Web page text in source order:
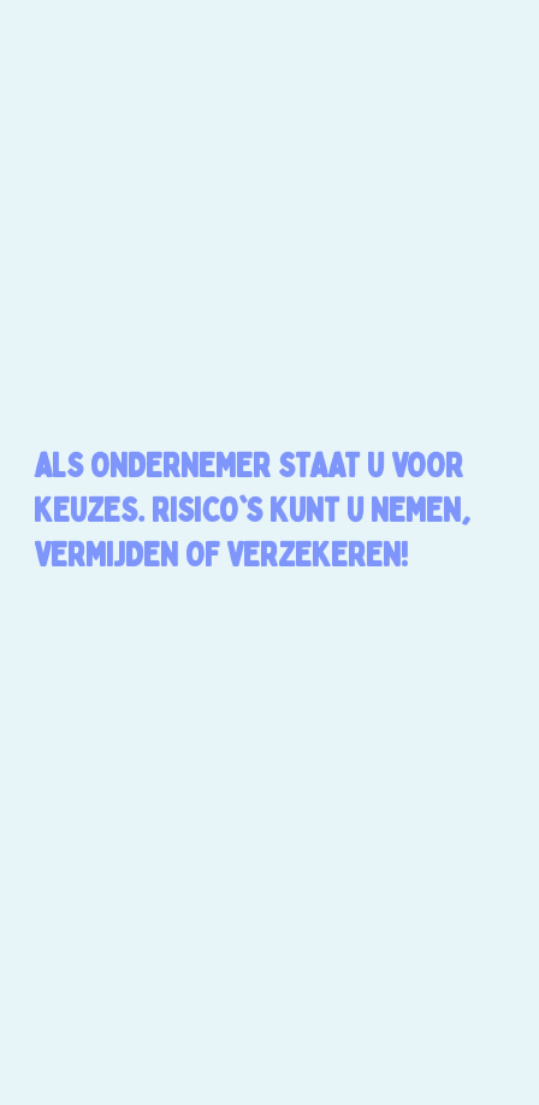
ALS ONDERNEMER STAAT U VOOR
KEUZES. RISICO'S KUNT U NEMEN,
VERMIJDEN OF VERZEKEREN!